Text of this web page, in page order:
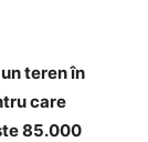
teren în
care
85.000